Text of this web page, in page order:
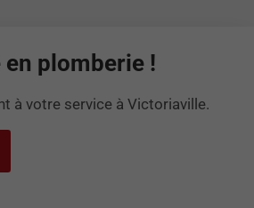
plomberie !
à votre service à Victoriaville.